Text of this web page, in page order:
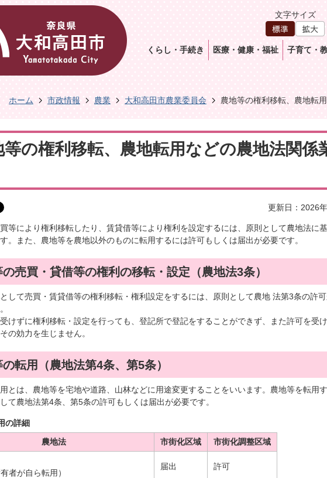
文字サイズ
くらし・手続き 医療・健康・福祉 子育て・
ホーム 市政情報 農業 大和高田市農業委員会 農地等の権利移転、農地転
等の権利移転、農地転用などの農地法関係
更新日：2026
等により権利移転したり、賃貸借等により権利を設定するには、原則として農地法に
。また、農地等を農地以外のものに転用するには許可もしくは届出が必要です。
売買・貸借等の権利の移転・設定（農地法3条）
して売買・賃貸借等の権利移転・権利設定をするには、原則として農地 法第3条の許
けずに権利移転・設定を行っても、登記所で登記をすることができず、また許可を受
の効力を生じません。
転用（農地法第4条、第5条）
とは、農地等を宅地や道路、山林などに用途変更することをいいます。農地等を転用
て農地法第4条、第5条の許可もしくは届出が必要です。
の詳細
農地法
市街化区域
市街化調整区域
者が自ら転用）
届出 許可